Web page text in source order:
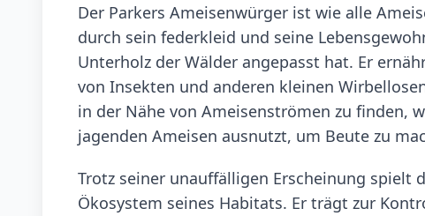
Der Parkers Ameisenwürger ist wie alle
durch sein federkleid und seine
Unterholz der Wälder angepasst hat. Er
von Insekten und anderen kleinen
in der Nähe von Ameisenströmen zu finden,
jagenden Ameisen ausnutzt, um Beute zu
Trotz seiner unauffälligen Erscheinung spielt
Ökosystem seines Habitats. Er trägt zur